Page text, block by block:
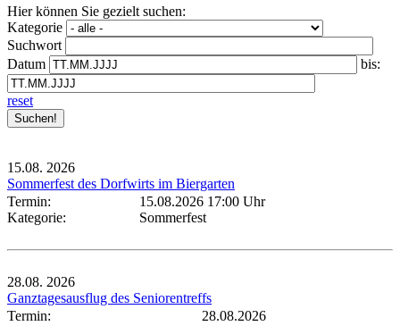
Hier können Sie gezielt suchen:
Kategorie
Suchwort
Datum
bis:
reset
15.08. 2026
Sommerfest des Dorfwirts im Biergarten
Termin:
15.08.2026 17:00 Uhr
Kategorie:
Sommerfest
28.08. 2026
Ganztagesausflug des Seniorentreffs
Termin:
28.08.2026